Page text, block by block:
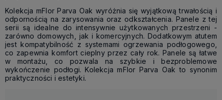
Kolekcja mFlor Parva Oak wyróżnia się wyjątkową trwałością i
odpornością na zarysowania oraz odkształcenia. Panele z tej
serii są idealne do intensywnie użytkowanych przestrzeni -
zarówno domowych, jak i komercyjnych. Dodatkowym atutem
jest kompatybilność z systemami ogrzewania podłogowego,
co zapewnia komfort cieplny przez cały rok. Panele są łatwe
w montażu, co pozwala na szybkie i bezproblemowe
wykończenie podłogi. Kolekcja mFlor Parva Oak to synonim
praktyczności i estetyki.